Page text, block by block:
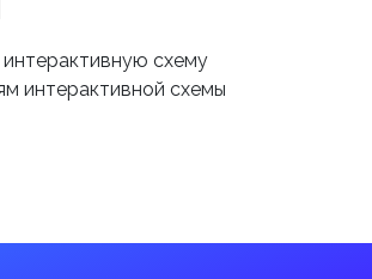
схему
интерактивной схемы